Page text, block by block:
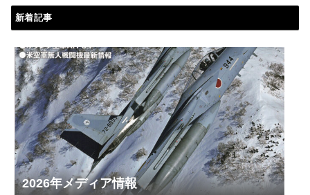
新着記事
2026年メディア情報